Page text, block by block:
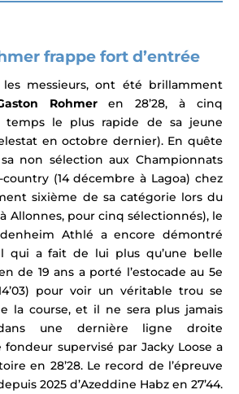
frappe fort d’entrée
les messieurs, ont été brillamment
Rohmeren 28’28, à cinq
temps le plus rapide de sa jeune
en octobre dernier). En quête
non sélection aux Championnats
country (14 décembre à Lagoa) chez
sixième de sa catégorie lors du
Allonnes, pour cinq sélectionnés), le
Athlé a encore démontré
qui a fait de lui plus qu’une belle
de 19 ans a porté l’estocade au 5e
pour voir un véritable trou se
la course, et il ne sera plus jamais
une dernière ligne droite
supervisé par Jacky Loose a
en 28’28. Le record de l’épreuve
2025 d’Azeddine Habz en 27’44.